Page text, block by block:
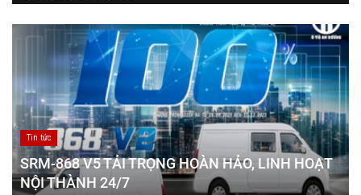
Tin tức
SRM-868 V5 TẢI TRỌNG HOÀN HẢO, LINH HOẠT
NỘI THÀNH 24/7